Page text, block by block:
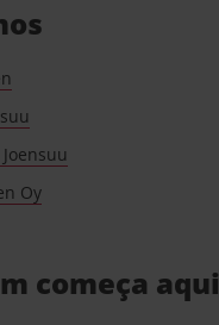
Oy
começa aqui